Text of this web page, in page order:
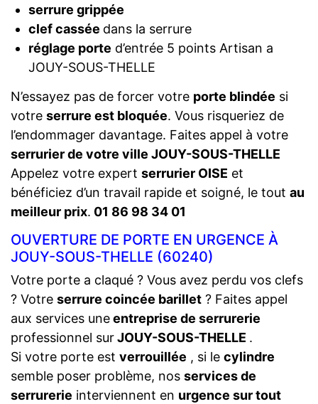
serrure grippée
clef cassée dans la serrure
réglage porte d’entrée 5 points Artisan a
JOUY-SOUS-THELLE
N’essayez pas de forcer votre porte blindée si
votre serrure est bloquée. Vous risqueriez de
l’endommager davantage. Faites appel à votre
serrurier de votre ville JOUY-SOUS-THELLE
Appelez votre expert serrurier OISE et
bénéficiez d’un travail rapide et soigné, le tout au
meilleur prix. 01 86 98 34 01
OUVERTURE DE PORTE EN URGENCE À
JOUY-SOUS-THELLE (60240)
Votre porte a claqué ? Vous avez perdu vos clefs
? Votre serrure coincée barillet ? Faites appel
aux services uneentreprise de serrurerie
professionnel surJOUY-SOUS-THELLE .
Si votre porte est verrouillée , si le cylindre
semble poser problème, nos services de
serrurerie interviennent en urgence sur tout